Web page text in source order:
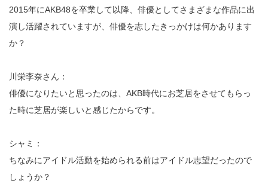
2015年にAKB48を卒業して以降、俳優としてさまざまな作品に出
演し活躍されていますが、俳優を志したきっかけは何かあります
か？
川栄李奈さん：
俳優になりたいと思ったのは、AKB時代にお芝居をさせてもらっ
た時に芝居が楽しいと感じたからです。
シャミ：
ちなみにアイドル活動を始められる前はアイドル志望だったので
しょうか？